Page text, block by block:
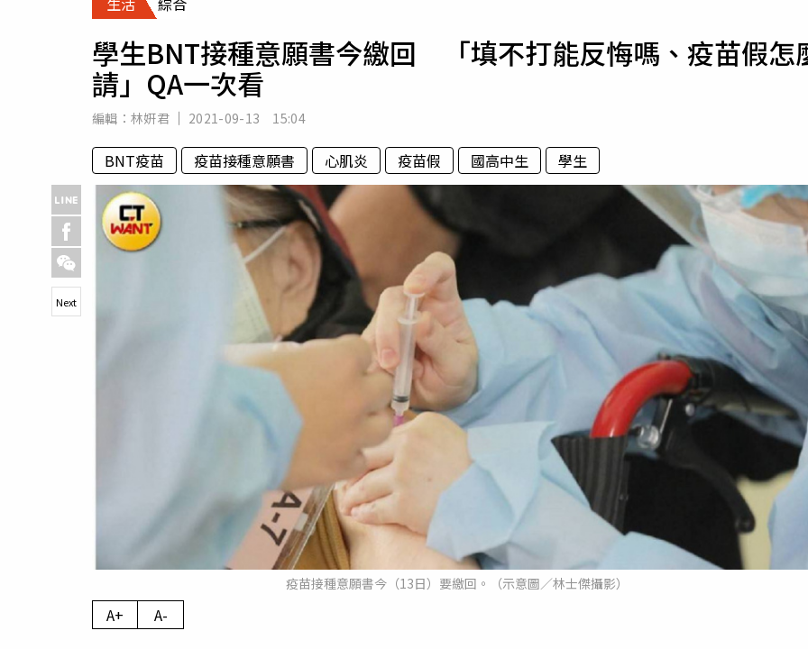
專欄
運勢
學生BNT接種意願書今繳回 「填不打能反悔嗎、疫苗假怎
請」QA一次看
編輯： 林姸君 2021-09-13 15:04
BNT疫苗 疫苗接種意願書 心肌炎 疫苗假 國高中生 學生
疫苗接種意願書今（13日）要繳回。（示意圖／林士傑攝影）
Next
A+ A-